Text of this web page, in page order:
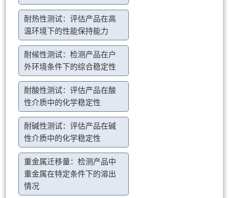
耐热性测试：评估产品在高
温环境下的性能保持能力
耐候性测试：检测产品在户
外环境条件下的综合稳定性
耐酸性测试：评估产品在酸
性介质中的化学稳定性
耐碱性测试：评估产品在碱
性介质中的化学稳定性
重金属迁移量：检测产品中
重金属在特定条件下的溶出
情况